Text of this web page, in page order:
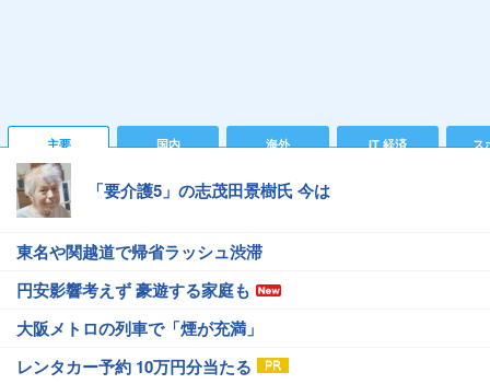
主要 国内 海外 IT 経済 ス
「要介護5」の志茂田景樹氏 今は
東名や関越道で帰省ラッシュ渋滞
円安影響考えず 豪遊する家庭も
大阪メトロの列車で「煙が充満」
レンタカー予約 10万円分当たる